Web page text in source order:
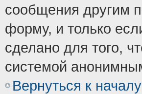
сообщения другим
форму, и только
сделано для того,
системой
Вернуться к началу